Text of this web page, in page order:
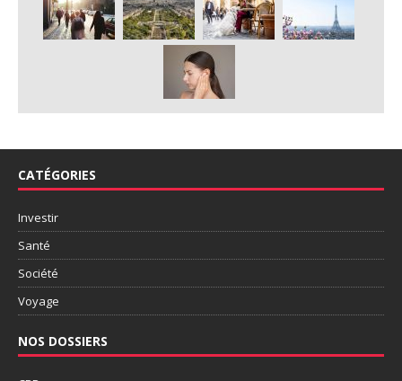
CATÉGORIES
Investir
Santé
Société
Voyage
NOS DOSSIERS